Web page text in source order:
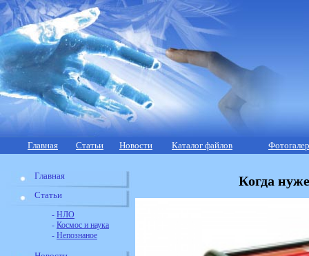
Главная Статьи Новости Каталог файлов
Главная
Статьи
- НЛО
- Космос и наука
- Непознаное
Когда